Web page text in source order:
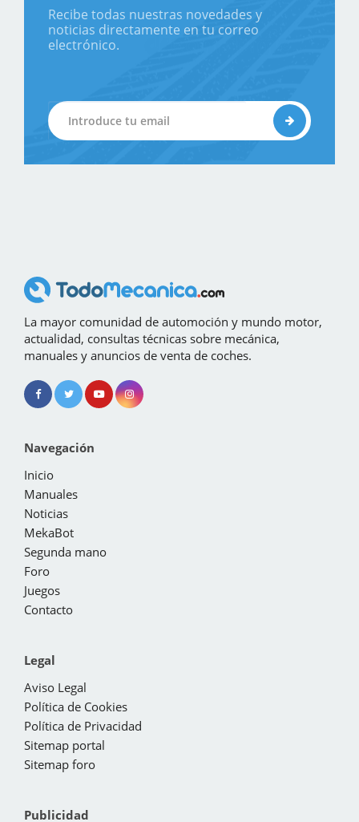
Recibe todas nuestras novedades y
noticias directamente en tu correo
electrónico.
La mayor comunidad de automoción y mundo motor,
actualidad, consultas técnicas sobre mecánica,
manuales y anuncios de venta de coches.
Navegación
Inicio
Manuales
Noticias
MekaBot
Segunda mano
Foro
Juegos
Contacto
Legal
Aviso Legal
Política de Cookies
Política de Privacidad
Sitemap portal
Sitemap foro
Publicidad